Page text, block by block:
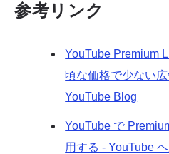
参考リンク
YouTube Premium
頃な価格で少ない
YouTube Blog
YouTube で
用する - YouTube